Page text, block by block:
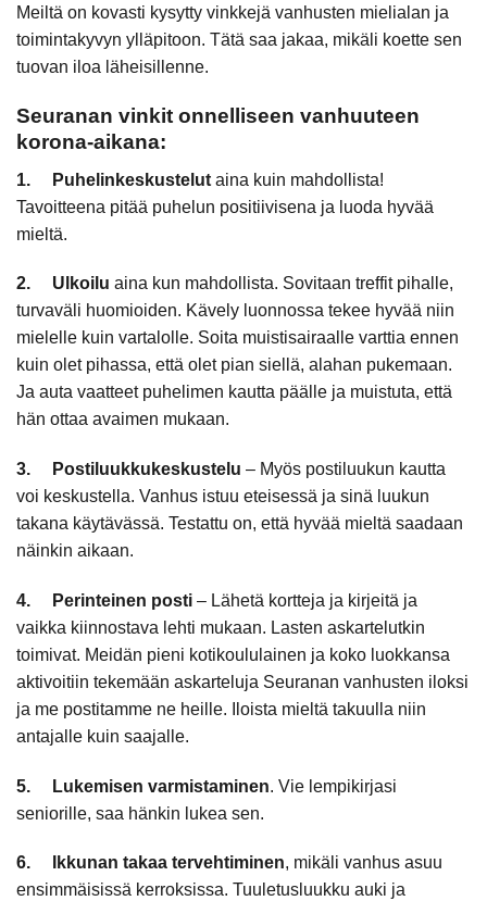
Meiltä on kovasti kysytty vinkkejä vanhusten mielialan ja
toimintakyvyn ylläpitoon. Tätä saa jakaa, mikäli koette sen
tuovan iloa läheisillenne.
Seuranan vinkit onnelliseen vanhuuteen
korona-aikana:
1. Puhelinkeskustelut aina kuin mahdollista!
Tavoitteena pitää puhelun positiivisena ja luoda hyvää
mieltä.
2. Ulkoilu aina kun mahdollista. Sovitaan treffit pihalle,
turvaväli huomioiden. Kävely luonnossa tekee hyvää niin
mielelle kuin vartalolle. Soita muistisairaalle varttia ennen
kuin olet pihassa, että olet pian siellä, alahan pukemaan.
Ja auta vaatteet puhelimen kautta päälle ja muistuta, että
hän ottaa avaimen mukaan.
3. Postiluukkukeskustelu – Myös postiluukun kautta
voi keskustella. Vanhus istuu eteisessä ja sinä luukun
takana käytävässä. Testattu on, että hyvää mieltä saadaan
näinkin aikaan.
4. Perinteinen posti – Lähetä kortteja ja kirjeitä ja
vaikka kiinnostava lehti mukaan. Lasten askartelutkin
toimivat. Meidän pieni kotikoululainen ja koko luokkansa
aktivoitiin tekemään askarteluja Seuranan vanhusten iloksi
ja me postitamme ne heille. Iloista mieltä takuulla niin
antajalle kuin saajalle.
5. Lukemisen varmistaminen. Vie lempikirjasi
seniorille, saa hänkin lukea sen.
6. Ikkunan takaa tervehtiminen, mikäli vanhus asuu
ensimmäisissä kerroksissa. Tuuletusluukku auki ja